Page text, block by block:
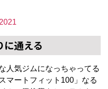
に通える
人気ジムになっちゃってる
マートフィット100」なる